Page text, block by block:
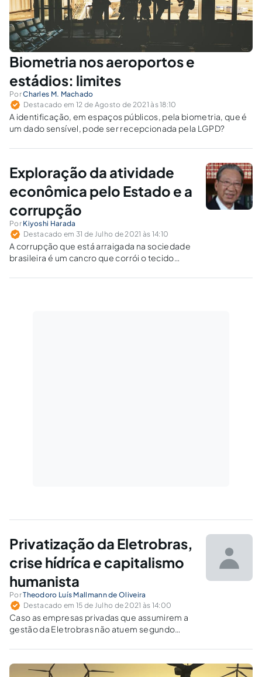
Biometria nos aeroportos e
estádios: limites
PorCharles M. Machado
Destacado em 12 de Agosto de 2021 às 18:10
A identificação, em espaços públicos, pela biometria, que é
um dado sensível, pode ser recepcionada pela LGPD?
Exploração da atividade
econômica pelo Estado e a
corrupção
Por Kiyoshi Harada
Destacado em 31 de Julho de 2021 às 14:10
A corrupção que está arraigada na sociedade
brasileira é um cancro que corrói o tecido
honesto e pagante, fazendo com que o
Privatização da Eletrobras,
crise hídríca e capitalismo
humanista
PorTheodoro Luís Mallmann de Oliveira
Destacado em 15 de Julho de 2021 às 14:00
Caso as empresas privadas que assumirem a
gestão da Eletrobras não atuem segundo
sejam tomadas medidas pelo poder público,
inclusive com a possibilidade de retomada da